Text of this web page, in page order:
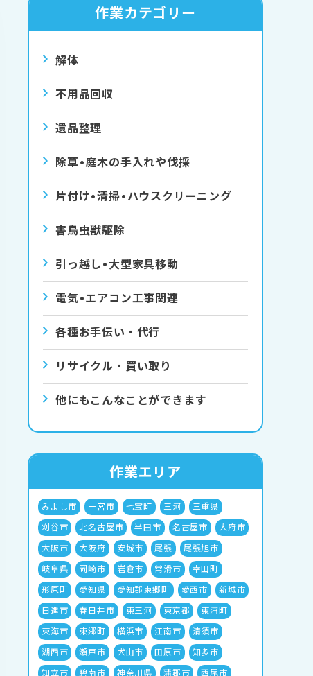
作業カテゴリー
解体
不用品回収
遺品整理
除草•庭⽊の⼿⼊れや伐採
⽚付け•清掃•ハウスクリーニング
害⿃⾍獣駆除
引っ越し•⼤型家具移動
電気•エアコン⼯事関連
各種お手伝い・代行
リサイクル・買い取り
他にもこんなことができます
作業エリア
みよし市 一宮市 七宝町 三河
三重県
刈谷市
北名古屋市 半田市 名古屋市
大府市
大阪市
大阪府 安城市 尾張
尾張旭市
岐阜県
岡崎市 岩倉市 常滑市
幸田町
形原町
愛知県 愛知郡東郷町 愛西市
新城市
日進市
春日井市 東三河 東京都
東浦町
東海市
東郷町 横浜市 江南市
清須市
湖西市
瀬戸市 犬山市 田原市
知多市
知立市
碧南市 神奈川県 蒲郡市
西尾市